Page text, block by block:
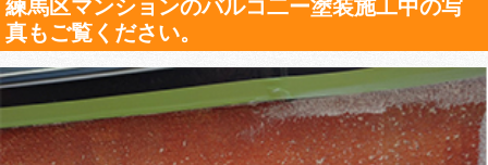
練馬区マンションのバルコ二ー塗装施工中の写
真もご覧ください。